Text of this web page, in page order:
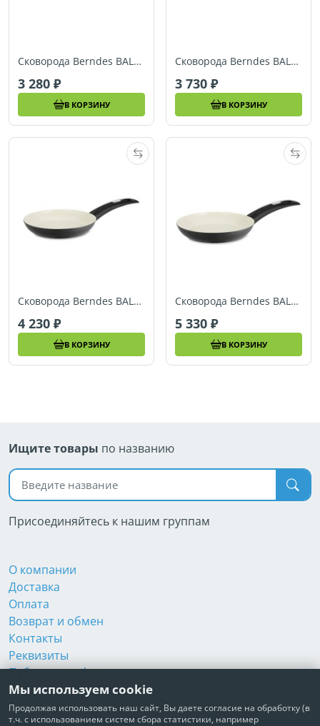
Сковорода Berndes BALANCE SMART INDUCTION (Ø 20 см) (078920)
3 280
В КОРЗИНУ
Сковорода Berndes BALANCE SMART INDUCTION (Ø 24 см) (078924)
3 730
В КОРЗИНУ
Сковорода Berndes BALANCE SMART INDUCTION (Ø 28 см) (078928)
4 230
В КОРЗИНУ
Сковорода Berndes BALANCE SMART INDUCTION (Ø 30 см) (078930)
5 330
В КОРЗИНУ
Ищите товары по названию
Поиск по названию
Присоединяйтесь к нашим группам
О компании
Доставка
Оплата
Возврат и обмен
Контакты
Реквизиты
Публичная оферта
Пользовательское соглашение
Политика обработки персональных данных
Мы используем cookie
Продолжая использовать наш сайт, Вы даете согласие на обработку (в
т.ч. с использованием систем сбора статистики, например